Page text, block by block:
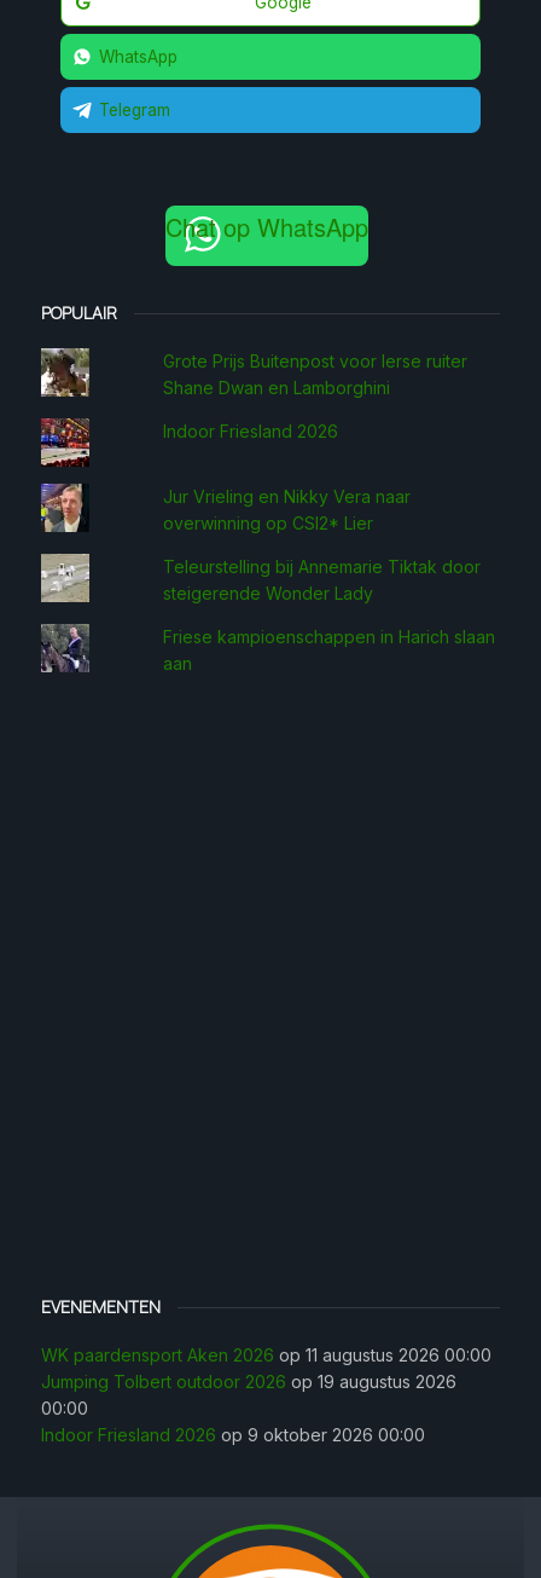
WhatsApp
Telegram
Chat op WhatsApp
POPULAIR
Grote Prijs Buitenpost voor Ierse ruiter
Shane Dwan en Lamborghini
Indoor Friesland 2026
Jur Vrieling en Nikky Vera naar
overwinning op CSI2* Lier
Teleurstelling bij Annemarie Tiktak door
steigerende Wonder Lady
Friese kampioenschappen in Harich slaan
aan
EVENEMENTEN
WK paardensport Aken 2026 op 11 augustus 2026 00:00
Jumping Tolbert outdoor 2026 op 19 augustus 2026
00:00
Indoor Friesland 2026 op 9 oktober 2026 00:00